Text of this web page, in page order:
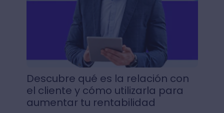
Descubre qué es la relación con
el cliente y cómo utilizarla para
aumentar tu rentabilidad